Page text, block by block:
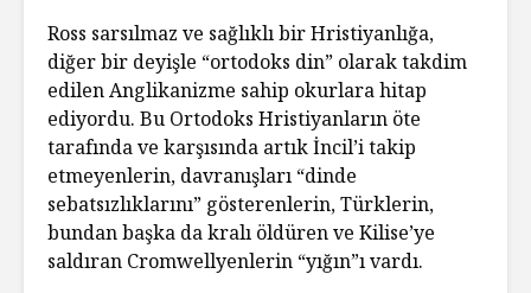
Ross sarsılmaz ve sağlıklı bir Hristiyanlığa,
diğer bir deyişle “ortodoks din” olarak takdim
edilen Anglikanizme sahip okurlara hitap
ediyordu. Bu Ortodoks Hristiyanların öte
tarafında ve karşısında artık İncil’i takip
etmeyenlerin, davranışları “dinde
sebatsızlıklarını” gösterenlerin, Türklerin,
bundan başka da kralı öldüren ve Kilise’ye
saldıran Cromwellyenlerin “yığın”ı vardı.